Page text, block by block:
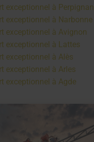
exceptionnel à Perpignan
exceptionnel à Narbonne
exceptionnel à Avignon
exceptionnel à Lattes
exceptionnel à Alès
exceptionnel à Arles
exceptionnel à Agde